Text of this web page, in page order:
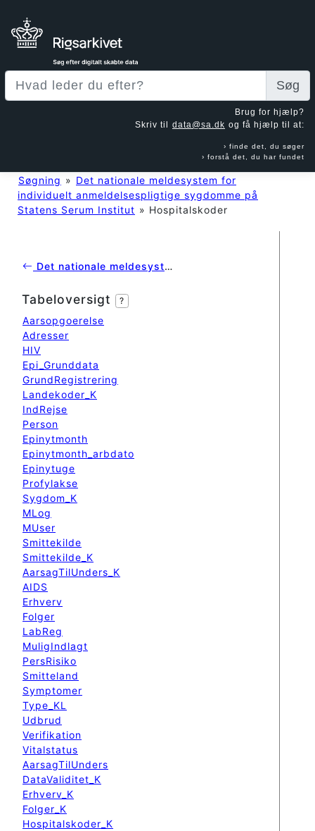
Søg
Brug for hjælp?
Skriv til data@sa.dk og få hjælp til at:
finde det, du søger
forstå det, du har fundet
Søgning » Det nationale meldesystem for
individuelt anmeldelsespligtige sygdomme på
Statens Serum Institut » Hospitalskoder
Det nationale meldesystem for individuelt anmeldelsespligtige sygdomme på Statens Serum Institut
Tabeloversigt ?
Aarsopgoerelse
Adresser
HIV
Epi_Grunddata
GrundRegistrering
Landekoder_K
IndRejse
Person
Epinytmonth
Epinytmonth_arbdato
Epinytuge
Profylakse
Sygdom_K
MLog
MUser
Smittekilde
Smittekilde_K
AarsagTilUnders_K
AIDS
Erhverv
Folger
LabReg
MuligIndlagt
PersRisiko
Smitteland
Symptomer
Type_KL
Udbrud
Verifikation
Vitalstatus
AarsagTilUnders
DataValiditet_K
Erhverv_K
Folger_K
Hospitalskoder_K